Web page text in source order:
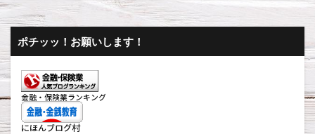
ポチッッ！お願いします！
金融・保険業ランキング
にほんブログ村